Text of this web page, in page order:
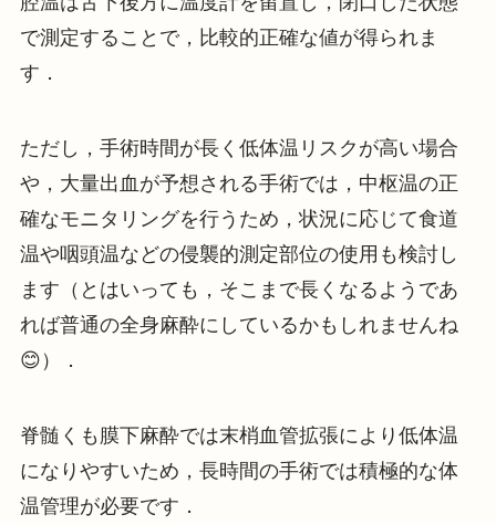
で測定することで，比較的正確な値が得られま
す．
ただし，手術時間が長く低体温リスクが高い場合
や，大量出血が予想される手術では，中枢温の正
確なモニタリングを行うため，状況に応じて食道
温や咽頭温などの侵襲的測定部位の使用も検討し
ます（とはいっても，そこまで長くなるようであ
れば普通の全身麻酔にしているかもしれませんね
😊）．
脊髄くも膜下麻酔では末梢血管拡張により低体温
になりやすいため，長時間の手術では積極的な体
温管理が必要です．